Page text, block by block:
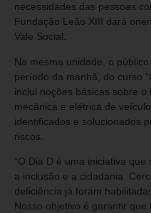
necessidades das pessoas
Fundação Leão XIII dará
Vale Social.
Na mesma unidade, o
período da manhã, do curso
inclui noções básicas sobre
mecânica e elétrica de
identificados e solucionados
riscos.
“O Dia D é uma iniciativa
a inclusão e a cidadania.
deficiência já foram
Nosso objetivo é garantir